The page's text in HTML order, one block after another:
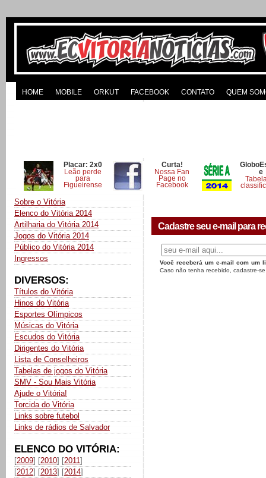
HOME MOBILE ORKUT FACEBOOK CONTATO QUEM
Placar: 2x0
Leão perde
para
Figueirense
Curta!
Nossa Fan
Page no
Facebook
e
Sobre o Vitória
Elenco do Vitória 2014
Artilharia do Vitória 2014
Jogos do Vitória 2014
Público do Vitória 2014
Ingressos
DIVERSOS:
Títulos do Vitória
Hinos do Vitória
Esportes Olímpicos
Músicas do Vitória
Escudos do Vitória
Dirigentes do Vitória
Lista de Conselheiros
Tabelas de jogos do Vitória
SMV - Sou Mais Vitória
Ajude o Vitória!
Torcida do Vitória
Links sobre futebol
Links de rádios de Salvador
ELENCO DO VITÓRIA:
[2009] [2010] [2011]
[2012] [2013] [2014]
Cadastre seu e-mail para
Você receberá um e-mail com um
Caso não tenha recebido, cadastre-